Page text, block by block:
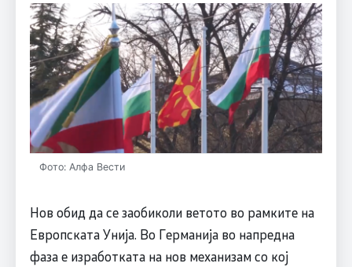
Фото: Алфа Вести
Нов обид да се заобиколи ветото во рамките на
Европската Унија. Во Германија во напредна
фаза е изработката на нов механизам со кој